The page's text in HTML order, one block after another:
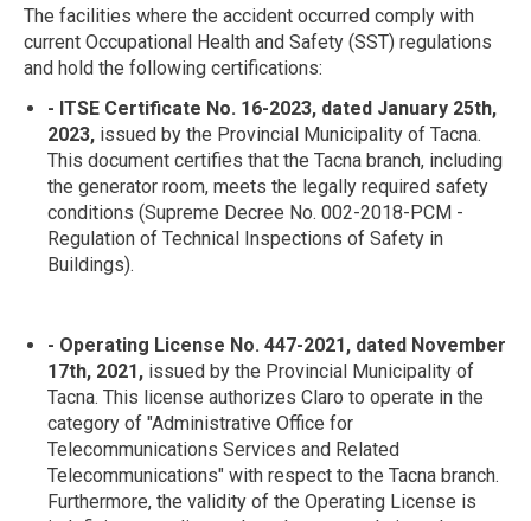
The facilities where the accident occurred comply with
current Occupational Health and Safety (SST) regulations
and hold the following certifications:
- ITSE Certificate No. 16-2023, dated January 25th,
2023, issued by the Provincial Municipality of Tacna.
This document certifies that the Tacna branch, including
the generator room, meets the legally required safety
conditions (Supreme Decree No. 002-2018-PCM -
Regulation of Technical Inspections of Safety in
Buildings).
- Operating License No. 447-2021, dated November
17th, 2021, issued by the Provincial Municipality of
Tacna. This license authorizes Claro to operate in the
category of "Administrative Office for
Telecommunications Services and Related
Telecommunications" with respect to the Tacna branch.
Furthermore, the validity of the Operating License is